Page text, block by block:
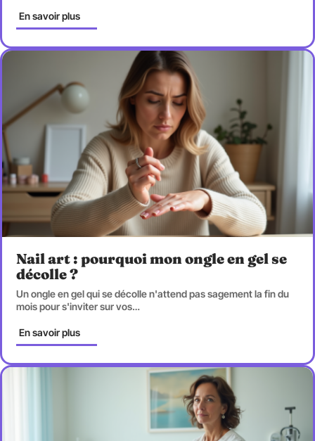
En savoir plus
Nail art : pourquoi mon ongle en gel se
décolle ?
Un ongle en gel qui se décolle n'attend pas sagement la fin du
mois pour s'inviter sur vos…
En savoir plus